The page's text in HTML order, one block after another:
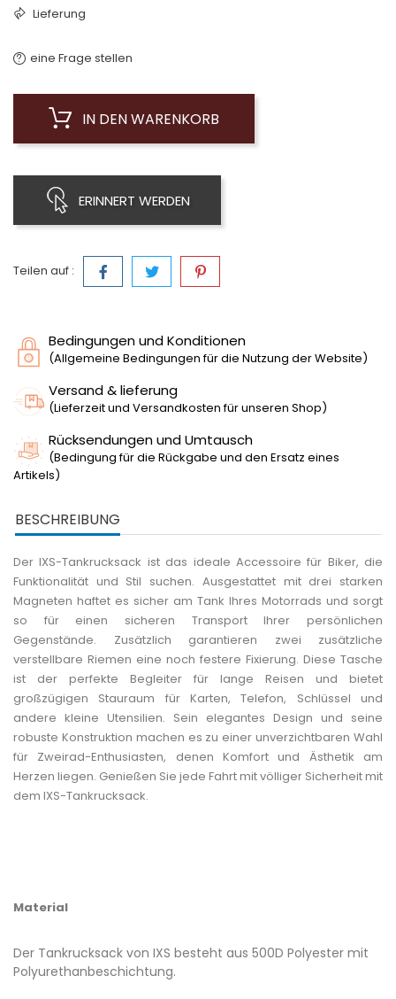
Lieferung
eine Frage stellen
IN DEN WARENKORB
ERINNERT WERDEN
Teilen auf :
Bedingungen und Konditionen
(Allgemeine Bedingungen für die Nutzung der Website)
Versand & lieferung
(Lieferzeit und Versandkosten für unseren Shop)
Rücksendungen und Umtausch
(Bedingung für die Rückgabe und den Ersatz eines
Artikels)
BESCHREIBUNG
Der IXS-Tankrucksack ist das ideale Accessoire für Biker, die
Funktionalität und Stil suchen. Ausgestattet mit drei starken
Magneten haftet es sicher am Tank Ihres Motorrads und sorgt
so für einen sicheren Transport Ihrer persönlichen
Gegenstände. Zusätzlich garantieren zwei zusätzliche
verstellbare Riemen eine noch festere Fixierung. Diese Tasche
ist der perfekte Begleiter für lange Reisen und bietet
großzügigen Stauraum für Karten, Telefon, Schlüssel und
andere kleine Utensilien. Sein elegantes Design und seine
robuste Konstruktion machen es zu einer unverzichtbaren Wahl
für Zweirad-Enthusiasten, denen Komfort und Ästhetik am
Herzen liegen. Genießen Sie jede Fahrt mit völliger Sicherheit mit
dem IXS-Tankrucksack.
Material
Der Tankrucksack von IXS besteht aus 500D Polyester mit
Polyurethanbeschichtung.